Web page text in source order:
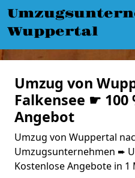
Wuppertal
Umzug von
Falkensee ☛ 100
Angebot
Umzug von Wuppertal
Umzugsunternehmen ➨
Kostenlose Angebote in 1